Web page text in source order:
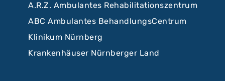
A.R.Z. Ambulantes Rehabilitationszentrum
ABC Ambulantes BehandlungsCentrum
Klinikum Nürnberg
Krankenhäuser Nürnberger Land